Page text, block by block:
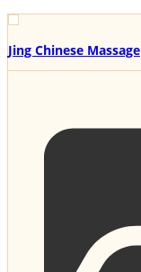
Jing Chinese Massage